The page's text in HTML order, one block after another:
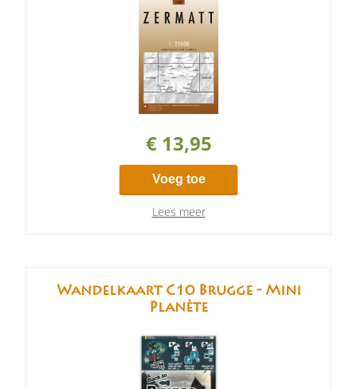
€ 13,95
Voeg toe
Lees meer
Wandelkaart C10 Brugge - Mini
Planète